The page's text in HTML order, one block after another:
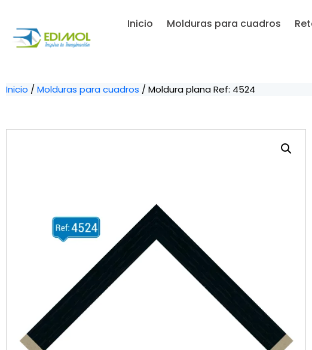
Inicio Molduras para cuadros
Inicio / Molduras para cuadros / Moldura plana Ref: 4524